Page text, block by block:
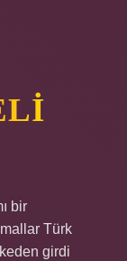
bir
Türk
girdi